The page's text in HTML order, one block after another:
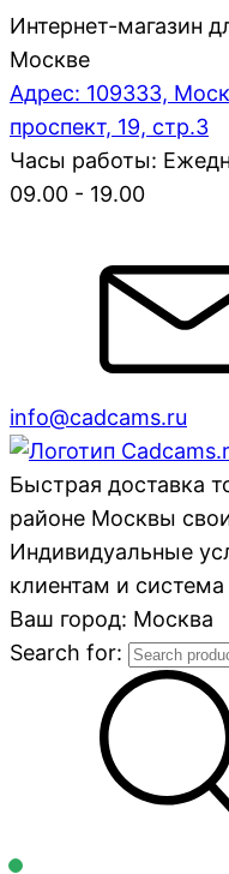
Интернет-магазин
Москве
Адрес: 109333,
проспект, 19, стр.3
Часы работы:
09.00 - 19.00
info@cadcams.ru
Быстрая доставка
районе Москвы
Индивидуальные
клиентам и
Ваш город: Москва
Search for: